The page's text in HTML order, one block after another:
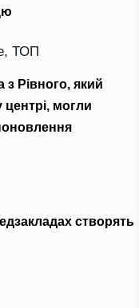
, ТОП
з Рівного, який
могли
створять